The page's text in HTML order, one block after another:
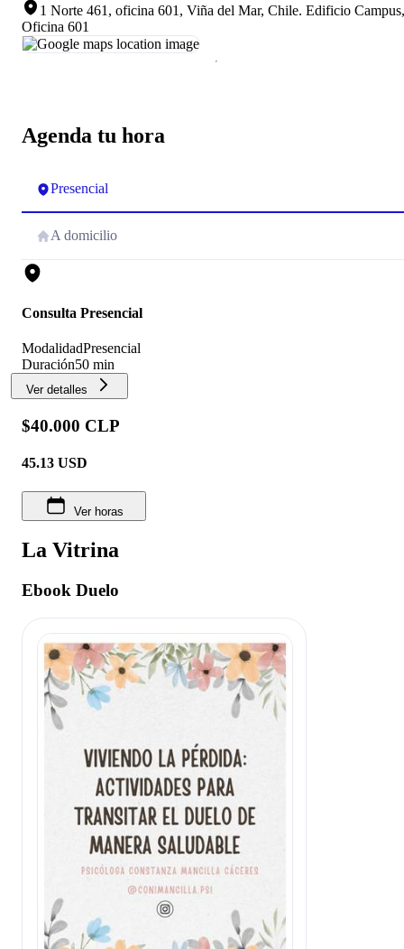
Agenda tu hora
Presencial
A domicilio
Consulta Presencial
ModalidadPresencial
Duración50 min
Ver detalles
$40.000 CLP
45.13 USD
Ver horas
La Vitrina
Ebook Duelo
1 Norte 461, oficina 601, Viña del Mar, Chile. Edificio Campus,
Oficina 601